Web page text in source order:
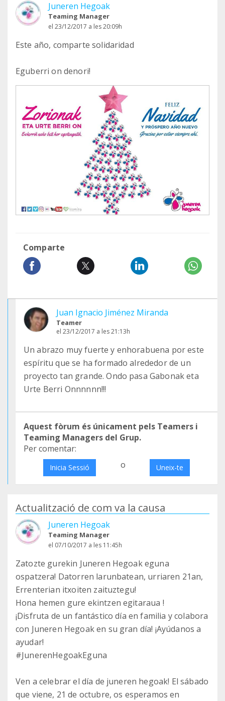
Juneren Hegoak
Teaming Manager
el 23/12/2017 a les 20:09h
Este año, comparte solidaridad
Eguberri on denori!
Comparte
Juan Ignacio Jiménez Miranda
Teamer
el 23/12/2017 a les 21:13h
Un abrazo muy fuerte y enhorabuena por este
espíritu que se ha formado alrededor de un
proyecto tan grande. Ondo pasa Gabonak eta
Urte Berri Onnnnnn!!!
Aquest fòrum és únicament pels Teamers i
Teaming Managers del Grup.
Per comentar:
Inicia Sessió o Uneix-te
Actualització de com va la causa
Juneren Hegoak
Teaming Manager
el 07/10/2017 a les 11:45h
Zatozte gurekin Juneren Hegoak eguna
ospatzera! Datorren larunbatean, urriaren 21an,
Errenterian itxoiten zaituztegu!
Hona hemen gure ekintzen egitaraua !
¡Disfruta de un fantástico día en familia y colabora
con Juneren Hegoak en su gran día! ¡Ayúdanos a
ayudar!
#JunerenHegoakEguna
Ven a celebrar el día de juneren hegoak! El sábado
que viene, 21 de octubre, os esperamos en